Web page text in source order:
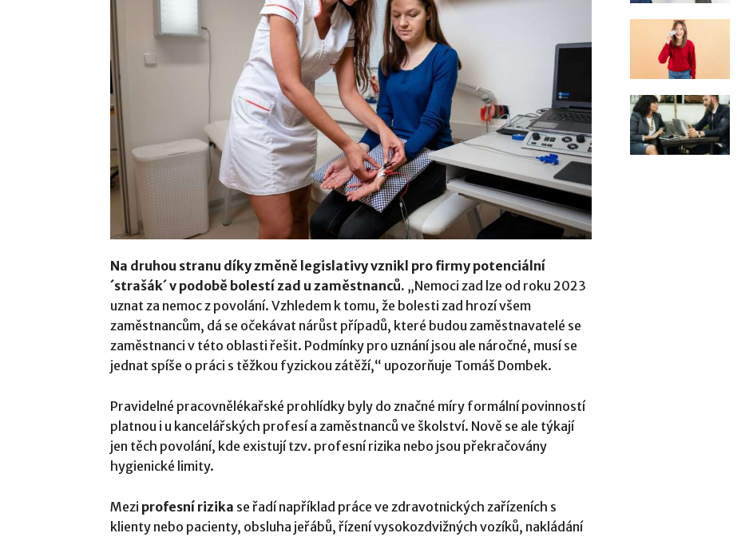
Na druhou stranu díky změně legislativy vznikl pro firmy potenciální
´strašák´ v podobě bolestí zad u zaměstnanců. „Nemoci zad lze od roku 2023
uznat za nemoc z povolání. Vzhledem k tomu, že bolesti zad hrozí všem
zaměstnancům, dá se očekávat nárůst případů, které budou zaměstnavatelé se
zaměstnanci v této oblasti řešit. Podmínky pro uznání jsou ale náročné, musí se
jednat spíše o práci s těžkou fyzickou zátěží,“ upozorňuje Tomáš Dombek.
Pravidelné pracovnělékařské prohlídky byly do značné míry formální povinností
platnou i u kancelářských profesí a zaměstnanců ve školství. Nově se ale týkají
jen těch povolání, kde existují tzv. profesní rizika nebo jsou překračovány
hygienické limity.
Mezi profesní rizika se řadí například práce ve zdravotnických zařízeních s
klienty nebo pacienty, obsluha jeřábů, řízení vysokozdvižných vozíků, nakládání